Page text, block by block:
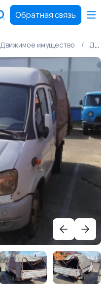
Обратная связь
Движимое имущество Движимое имущество